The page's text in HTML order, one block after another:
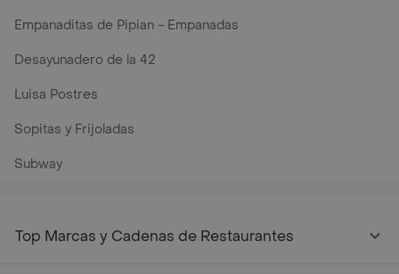
Empanaditas de Pipian - Empanadas
Desayunadero de la 42
Luisa Postres
Sopitas y Frijoladas
Subway
Top Marcas y Cadenas de Restaurantes